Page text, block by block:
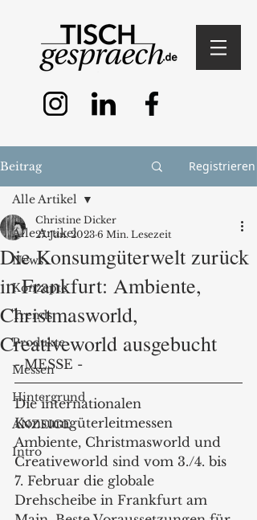
Beitrag Registrieren
Alle Artikel
News
Konzepte
Trends
Produkte
Messen
Hintergrund
ANZEIGE
Intro
Alle Artikel
Die Konsumgüterwelt zurück
in Frankfurt: Ambiente,
Christmasworld,
Creativeworld ausgebucht
Christine Dicker
27. Jan. 2023 6 Min. Lesezeit
- MESSE -
Die internationalen
Konsumgüterleitmessen
Ambiente, Christmasworld und
Creativeworld sind vom 3./4. bis
7. Februar die globale
Drehscheibe in Frankfurt am